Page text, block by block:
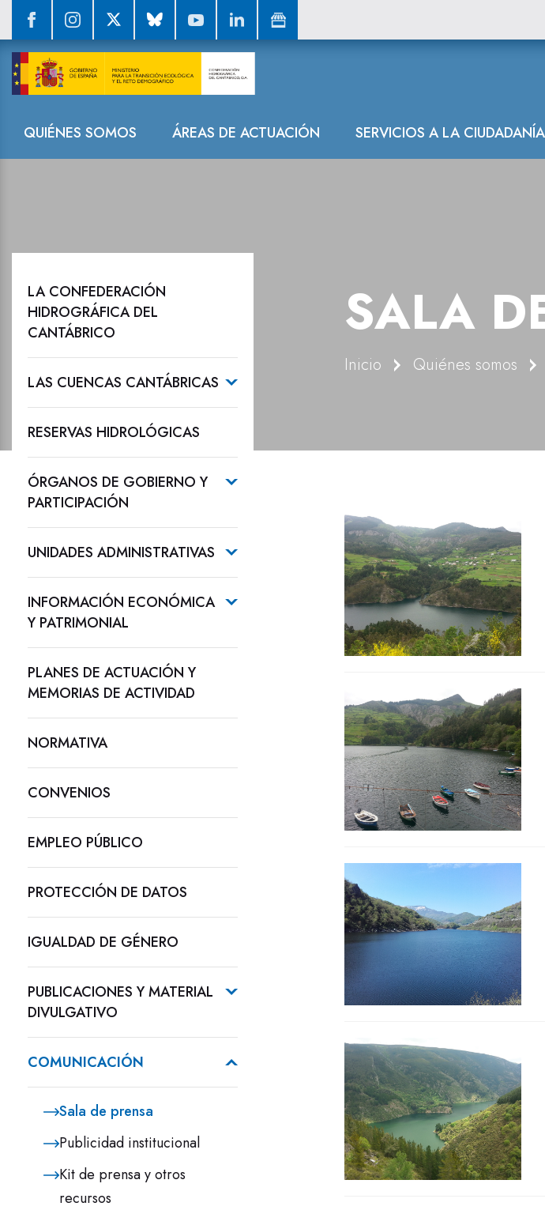
Navegación
QUIÉNES SOMOS ÁREAS DE ACTUACIÓN SERVICIOS A LA CIUDADANÍA
Sala de prensa
SALA
Inicio Quiénes somos
LA CONFEDERACIÓN
HIDROGRÁFICA DEL
CANTÁBRICO
LAS CUENCAS CANTÁBRICAS
RESERVAS HIDROLÓGICAS
ÓRGANOS DE GOBIERNO Y
PARTICIPACIÓN
UNIDADES ADMINISTRATIVAS
INFORMACIÓN ECONÓMICA
Y PATRIMONIAL
PLANES DE ACTUACIÓN Y
MEMORIAS DE ACTIVIDAD
NORMATIVA
CONVENIOS
EMPLEO PÚBLICO
PROTECCIÓN DE DATOS
IGUALDAD DE GÉNERO
PUBLICACIONES Y MATERIAL
DIVULGATIVO
COMUNICACIÓN
Sala de prensa
Publicidad institucional
Kit de prensa y otros
recursos